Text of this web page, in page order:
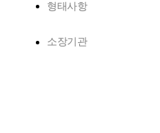
형태사항
소장기관